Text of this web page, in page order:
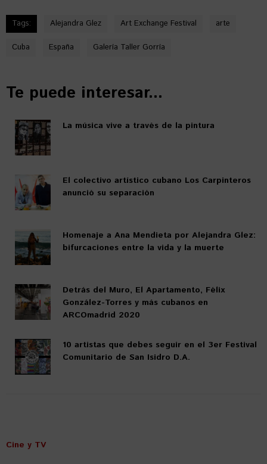
Tags: Alejandra Glez Art Exchange Festival arte
Cuba España Galería Taller Gorría
Te puede interesar...
La música vive a través de la pintura
El colectivo artístico cubano Los Carpinteros
anunció su separación
Homenaje a Ana Mendieta por Alejandra Glez:
bifurcaciones entre la vida y la muerte
Detrás del Muro, El Apartamento, Félix
González-Torres y más cubanos en
ARCOmadrid 2020
10 artistas que debes seguir en el 3er Festival
Comunitario de San Isidro D.A.
Cine y TV